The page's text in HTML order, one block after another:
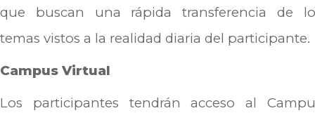
que buscan una rápida transferencia de
temas vistos a la realidad diaria del participante.
Campus Virtual
Los participantes tendrán acceso al